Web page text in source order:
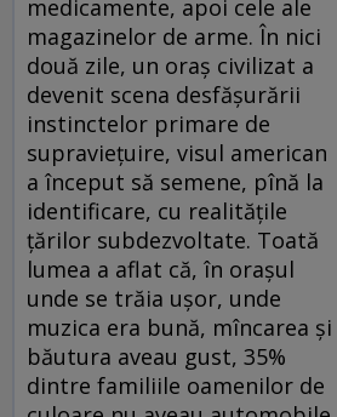
medicamente, apoi cele ale
magazinelor de arme. În nici
două zile, un oraş civilizat a
devenit scena desfăşurării
instinctelor primare de
supravieţuire, visul american
a început să semene, pînă la
identificare, cu realităţile
ţărilor subdezvoltate. Toată
lumea a aflat că, în oraşul
unde se trăia uşor, unde
muzica era bună, mîncarea şi
băutura aveau gust, 35%
dintre familiile oamenilor de